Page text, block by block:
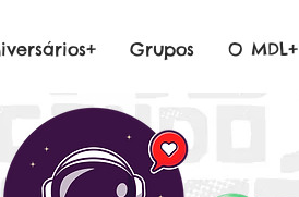
Grupos O MDL+